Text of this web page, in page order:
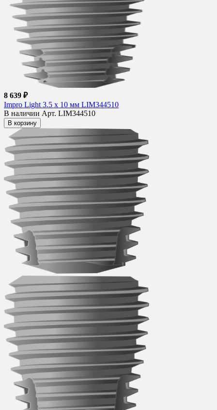
8 639 ₽
Impro Light 3.5 х 10 мм LIM344510
В наличии Арт. LIM344510
В корзину